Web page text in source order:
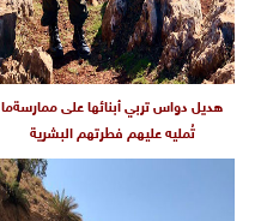
هديل دواس تربي أبنائها على ممارسةما
تُمليه عليهم فطرتهم البشرية